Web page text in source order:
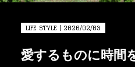
LIFE STYLE | 2026/02/03
愛するものに時間